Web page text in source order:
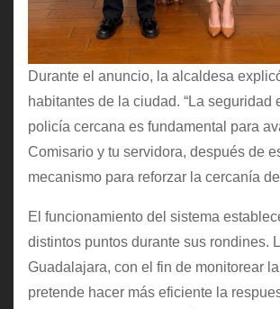
Durante el anuncio, la alcaldesa
habitantes de la ciudad. “La
policía cercana es fundamental para
Comisario y tu servidora, después de
mecanismo para reforzar la cercanía
El funcionamiento del sistema
distintos puntos durante sus rondines.
Guadalajara, con el fin de monitorear
pretende hacer más eficiente la